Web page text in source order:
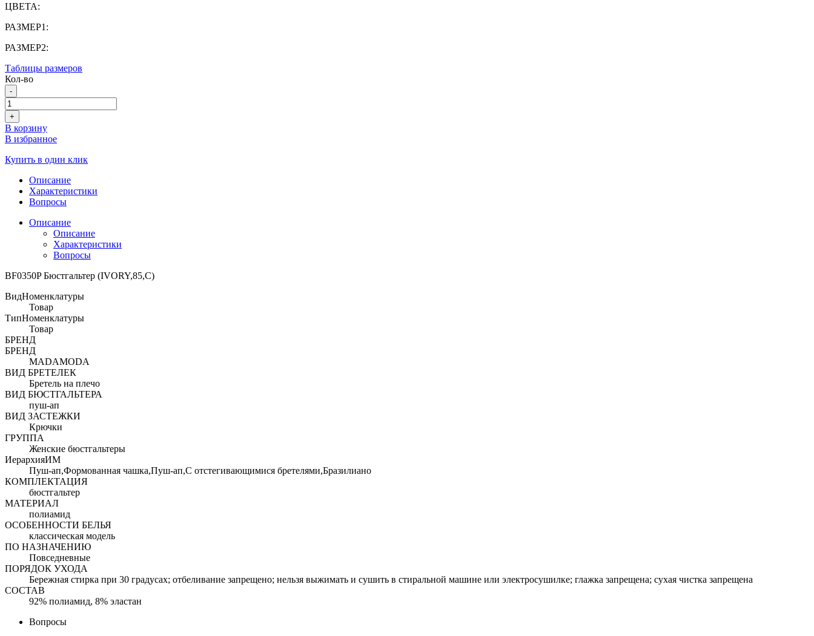
ЦВЕТА:
РАЗМЕР1:
РАЗМЕР2:
Таблицы размеров
Кол-во
-
+
В корзину
В избранное
Купить в один клик
Описание
Характеристики
Вопросы
Описание
Описание
Характеристики
Вопросы
BF0350P Бюстгальтер (IVORY,85,C)
ВидНоменклатуры
Товар
ТипНоменклатуры
Товар
БРЕНД
БРЕНД
MADAMODA
ВИД БРЕТЕЛЕК
Бретель на плечо
ВИД БЮСТГАЛЬТЕРА
пуш-ап
ВИД ЗАСТЕЖКИ
Крючки
ГРУППА
Женские бюстгальтеры
ИерархияИМ
Пуш-ап,Формованная чашка,Пуш-ап,С отстегивающимися бретелями,Бразилиано
КОМПЛЕКТАЦИЯ
бюстгальтер
МАТЕРИАЛ
полиамид
ОСОБЕННОСТИ БЕЛЬЯ
классическая модель
ПО НАЗНАЧЕНИЮ
Повседневные
ПОРЯДОК УХОДА
Бережная стирка при 30 градусах; отбеливание запрещено; нельзя выжимать и сушить в стиральной машине или электросушилке; глажка запрещена; сухая чистка запрещена
СОСТАВ
92% полиамид, 8% эластан
Вопросы